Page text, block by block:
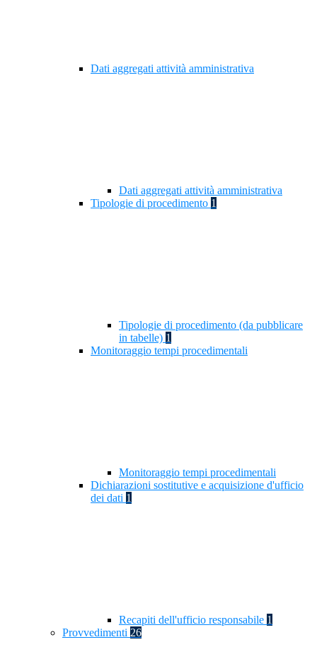
Dati aggregati attività amministrativa
Dati aggregati attività amministrativa
Tipologie di procedimento 1
Tipologie di procedimento (da pubblicare
in tabelle) 1
Monitoraggio tempi procedimentali
Monitoraggio tempi procedimentali
Dichiarazioni sostitutive e acquisizione d'ufficio
dei dati 1
Recapiti dell'ufficio responsabile 1
Provvedimenti 26